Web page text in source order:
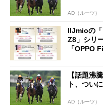
AD（ルーツ）
IIJmioの
Z8」シリ
「OPPO
【話題沸
ト、つい
AD（ルーツ）